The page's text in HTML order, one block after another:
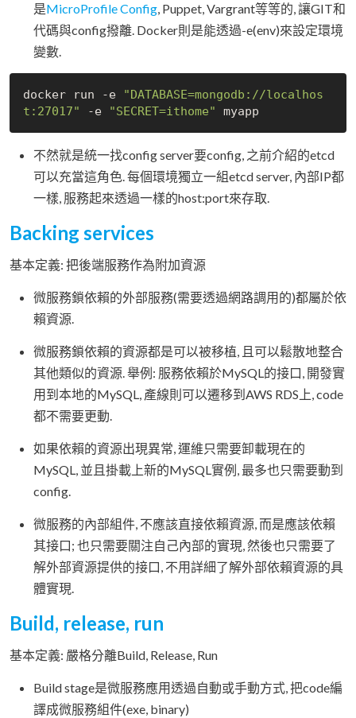
是MicroProfile Config, Puppet, Vargrant等等的, 讓GIT和
代碼與config撥離. Docker則是能透過-e(env)來設定環境
變數.
docker run -e
"DATABASE=mongodb://localhos
t:27017" -e "SECRET=ithome"
不然就是統一找config server要config, 之前介紹的etcd
可以充當這角色. 每個環境獨立一組etcd server, 內部IP都
一樣, 服務起來透過一樣的host:port來存取.
Backing services
基本定義: 把後端服務作為附加資源
微服務鎖依賴的外部服務(需要透過網路調用的)都屬於依
賴資源.
微服務鎖依賴的資源都是可以被移植, 且可以鬆散地整合
其他類似的資源. 舉例: 服務依賴於MySQL的接口, 開發實
用到本地的MySQL, 產線則可以遷移到AWS RDS上, code
都不需要更動.
如果依賴的資源出現異常, 運維只需要卸載現在的
MySQL, 並且掛載上新的MySQL實例, 最多也只需要動到
config.
微服務的內部組件, 不應該直接依賴資源, 而是應該依賴
其接口; 也只需要關注自己內部的實現, 然後也只需要了
解外部資源提供的接口, 不用詳細了解外部依賴資源的具
體實現.
Build, release, run
基本定義: 嚴格分離Build, Release, Run
Build stage是微服務應用透過自動或手動方式, 把code編
譯成微服務組件(exe, binary)